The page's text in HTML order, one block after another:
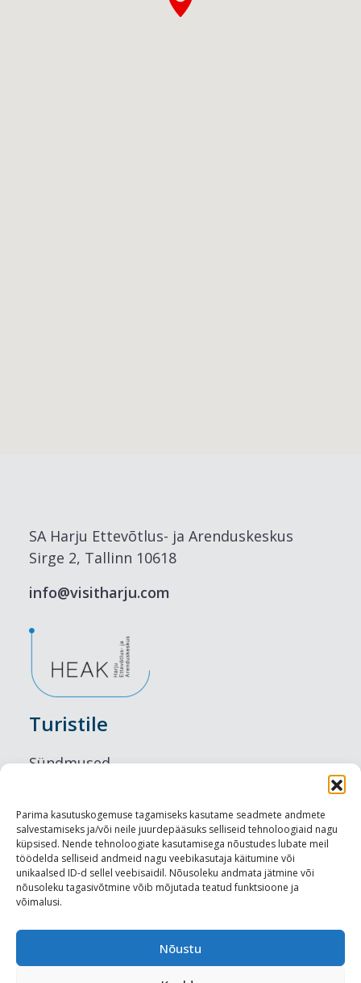
Parima kasutuskogemuse tagamiseks kasutame seadmete andmete
salvestamiseks ja/või neile juurdepääsuks selliseid tehnoloogiaid nagu
küpsised. Nende tehnoloogiate kasutamisega nõustudes lubate meil
töödelda selliseid andmeid nagu veebikasutaja käitumine või
unikaalsed ID-d sellel veebisaidil. Nõusoleku andmata jätmine või
nõusoleku tagasivõtmine võib mõjutada teatud funktsioone ja
võimalusi.
Nõustu
SA Harju Ettevõtlus- ja Arenduskeskus
Sirge 2, Tallinn 10618
info@visitharju.com
Turistile
Sündmused
Maitseelamused
Vaatamisväärsused
Visit Tallinn
Turismiprofessionaalile